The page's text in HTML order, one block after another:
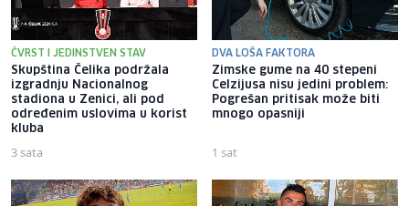
ČVRST I JEDINSTVEN STAV
Skupština Čelika podržala
izgradnju Nacionalnog
stadiona u Zenici, ali pod
određenim uslovima u korist
kluba
3 sata
DVA LOŠA FAKTORA
Zimske gume na 40 stepeni
Celzijusa nisu jedini problem:
Pogrešan pritisak može biti
mnogo opasniji
1 sat